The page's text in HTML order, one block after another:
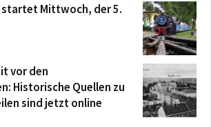
startet Mittwoch, der 5.
vor den
Historische Quellen zu
sind jetzt online